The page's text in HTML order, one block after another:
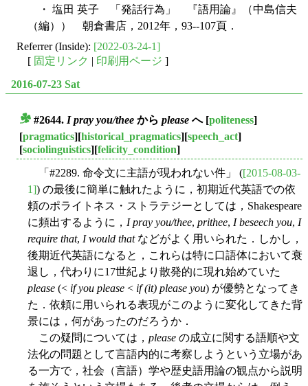
・ 塩田 英子 「発話行為」 『語用論』（中島信夫
（編）） 朝倉書店，2012年，93--107頁．
Referrer (Inside): [2022-03-24-1]
[ 固定リンク | 印刷用ページ ]
2016-07-23 Sat
#2644. I pray you/thee から please へ[politeness]
[pragmatics][historical_pragmatics][speech_act]
[sociolinguistics][felicity_condition]
「#2289. 命令文に主語が現われない件」 ([2015-08-03-
1]) の最後に簡単に触れたように，初期近代英語での依
頼のポライトネス・ストラテジーとしては，Shakespeare
に頻出するように， I pray you/thee, prithee, I beseech you, I
require that, I would thatなどがよく用いられた．しかし，
後期近代英語になると，これらは特に口語体において衰
退し，代わりに17世紀より散発的に現れ始めていた
please (< if you please < if (it) please you) が優勢となってき
た．依頼に用いられる表現がこのように変化してきた背
景には，何があったのだろうか．
この疑問については， please の成立に関する語順や文
法化の問題として言語内的に考察しようという立場があ
る一方で，社会（言語）学や歴史語用論の観点から説明